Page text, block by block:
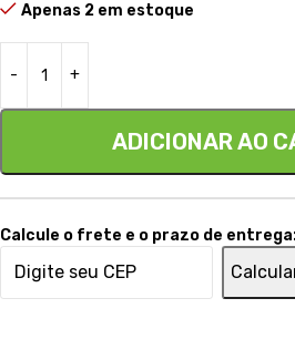
Apenas 2 em estoque
ADICIONAR AO
Calcule o frete e o prazo de